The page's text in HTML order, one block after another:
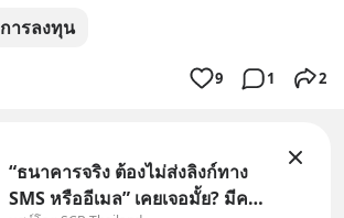
การลงทุน
9 1 2
“ธนาคารจริง ต้องไม่ส่งลิงก์ทาง
SMS หรืออีเมล” เคยเจอมั้ย? มีคน